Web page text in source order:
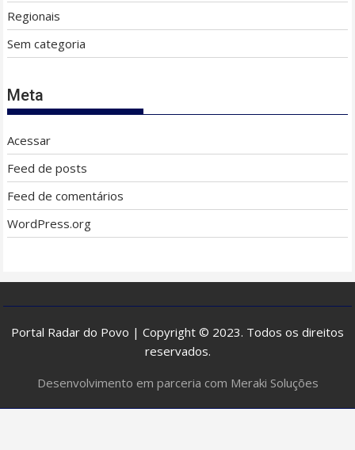
Regionais
Sem categoria
Meta
Acessar
Feed de posts
Feed de comentários
WordPress.org
Portal Radar do Povo | Copyright © 2023. Todos os direitos
reservados.
Desenvolvimento em parceria com Meraki Soluções